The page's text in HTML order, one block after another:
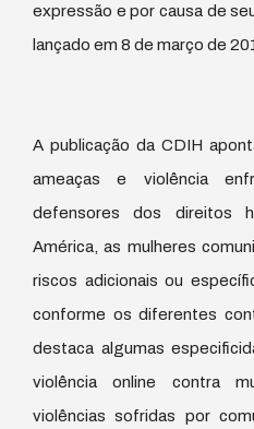
expressão e por causa de
lançado em 8 de março de
A publicação da CDIH
ameaças e violência
defensores dos direitos
América, as mulheres
riscos adicionais ou
conforme os diferentes
destaca algumas
violência online contra
violências sofridas por